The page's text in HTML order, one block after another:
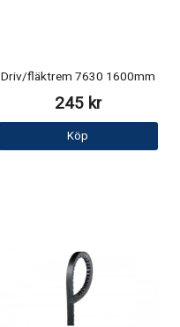
Driv/fläktrem 7630 1600mm
245 kr
Köp